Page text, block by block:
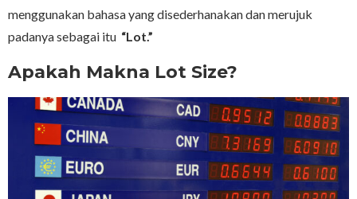
menggunakan bahasa yang disederhanakan dan merujuk
padanya sebagai itu “Lot.”
Apakah Makna Lot Size?